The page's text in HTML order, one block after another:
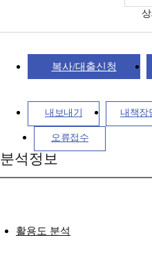
복사/대출신청
내보내기 내책장
오류접수
분석정보
활용도 분석